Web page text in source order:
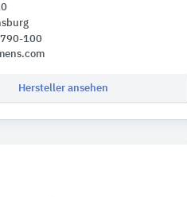
100
Hersteller ansehen